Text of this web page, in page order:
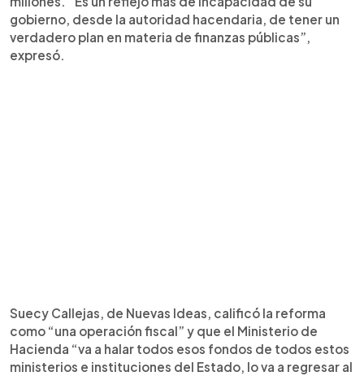
gobierno, desde la autoridad hacendaria, de tener un
verdadero plan en materia de finanzas públicas”,
expresó.
Suecy Callejas, de Nuevas Ideas, calificó la reforma
como “una operación fiscal” y que el Ministerio de
Hacienda “va a halar todos esos fondos de todos estos
ministerios e instituciones del Estado, lo va a regresar al